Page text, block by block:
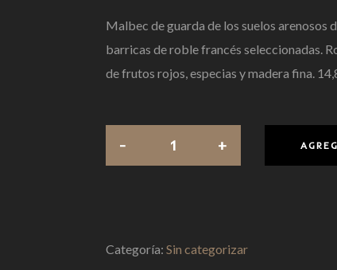
Malbec de guarda de los suelos arenosos
barricas de roble francés seleccionadas.
de frutos rojos, especias y madera fina.
Categoría: Sin categorizar